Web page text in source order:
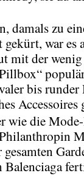
damals zu
gekürt, war es
mit der wenig
bis runder
Accessoires
die